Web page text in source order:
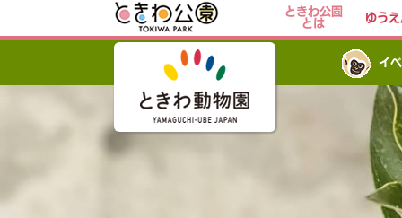
ときわ公園
とは
ゆう
イ